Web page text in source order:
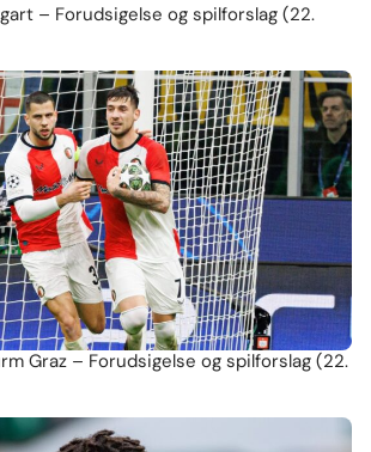
– Forudsigelse og spilforslag (22.
Graz – Forudsigelse og spilforslag (22.